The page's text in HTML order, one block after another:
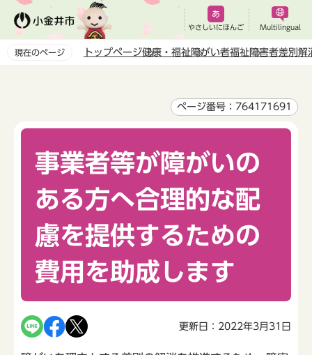
ペ
やさしいにほんご Multilingual
現在のページ トップページ健康・福祉 障がい者福祉 障害者差別解
ページ番号：764171691
事業者等が障がいの
ある方へ合理的な配
慮を提供するための
費用を助成します
更新日：2022年3月31日